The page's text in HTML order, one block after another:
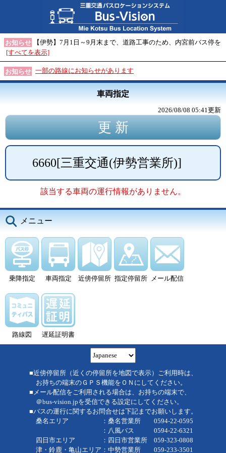
お知らせ
【伊勢】7月1日～9月末まで、道路工事のため、内宮前バス停を
[すべてを表示]
お知らせ 一部の路線にお知らせがあります
車両指定
2026/08/08 05:41 更新
6660[三重交通(伊勢営業所)]
該当する車両の運行情報がありません。
メニュー
乗降指定 車両指定 近傍停留所 指定停留所 メール配信
路線図 遅延証明書
■近傍停留所（近くの停留所を地図で表示）ご利用時は、
お持ちの端末のＧＰＳ機能をＯＮにしてください。
■メール配信をご利用される場合は、お持ちの端末で、
＠bus-vision.jpを受信できる設定にしてください。
■バスの運行に関するお問合せは下記までお願いします。
桑名エリア ：桑名営業所 0594-22-0595
：八風バス 0594-22-6321
四日市エリア ：四日市営業所 059-323-0808
津・鈴鹿・亀山エリア：中勢営業所 059-233-3501